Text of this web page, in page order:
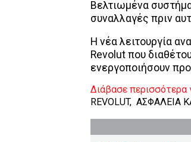
Βελτιωμένα
συναλλαγές πριν
Η νέα λειτουργία
Revolut που
ενεργοποιήσουν
Διάβασε περισσότερα
REVOLUT, ΑΣΦΑΛΕΙΑ